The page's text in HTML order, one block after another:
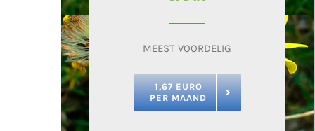
MEEST VOORDELIG
1,67 EURO
PER MAAND